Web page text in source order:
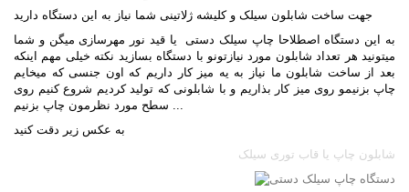
جهت ساخت شابلون سیلک و کلیشه ژلاتینی شما نیاز به این دستگاه دارید
به این دستگاه اصطلاحا چاپ سیلک دستی یا قید نور مهرسازی میگن و شما
میتونید هر تعداد شابلون مورد نیازتونو با دستگاه بسازید نکته خیلی مهم اینکه
بعد از ساخت شابلون ما نیاز به یه میز کار داریم که اون جنسی که میخایم
چاپ بزنیمو روی میز کار بذاریم و با شابلونی که تولید کردیم شروع کنیم روی
به عکس زیر دقت کنید
شابلون چاپ یا قاب توری سیلک